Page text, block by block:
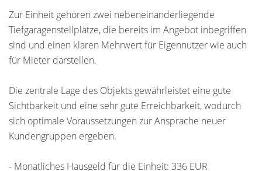
Zur Einheit gehören zwei nebeneinanderliegende
Tiefgaragenstellplätze, die bereits im Angebot inbegriffen
sind und einen klaren Mehrwert für Eigennutzer wie auch
für Mieter darstellen.
Die zentrale Lage des Objekts gewährleistet eine gute
Sichtbarkeit und eine sehr gute Erreichbarkeit, wodurch
sich optimale Voraussetzungen zur Ansprache neuer
Kundengruppen ergeben.
- Monatliches Hausgeld für die Einheit: 336 EUR